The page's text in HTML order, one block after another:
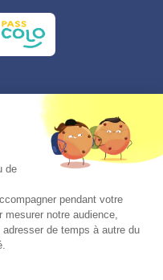
en matière de données
d'accès, de rectification et
des données vous
politique de confidentialité
>
de
pendant votre
notre audience,
de temps à autre du